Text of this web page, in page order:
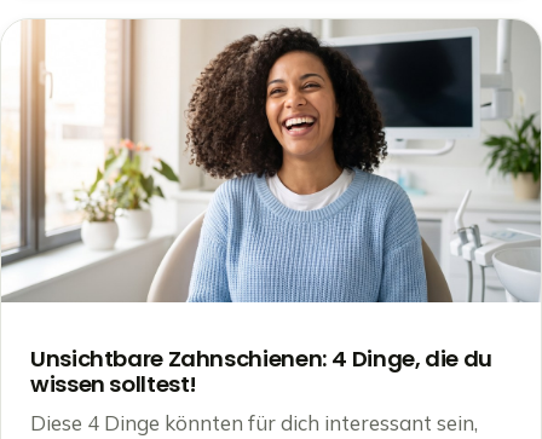
Unsichtbare Zahnschienen: 4 Dinge, die du
wissen solltest!
Diese 4 Dinge könnten für dich interessant sein,